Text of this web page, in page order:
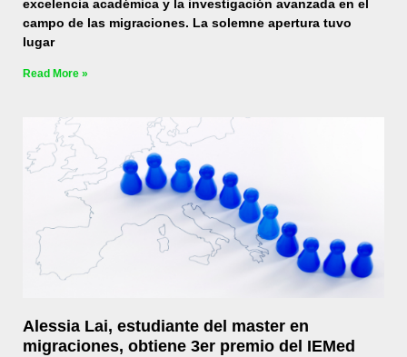
excelencia académica y la investigación avanzada en el
campo de las migraciones. La solemne apertura tuvo
lugar
Read More »
Alessia Lai, estudiante del master en
migraciones, obtiene 3er premio del IEMed